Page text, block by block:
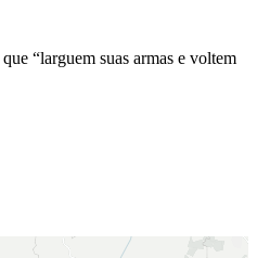
“larguem suas armas e voltem